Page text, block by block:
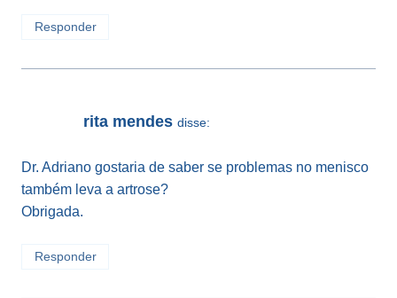
Responder
rita mendes disse:
Dr. Adriano gostaria de saber se problemas no menisco
também leva a artrose?
Obrigada.
Responder